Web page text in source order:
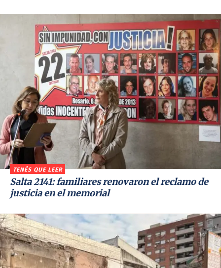
TENÉS QUE LEER
Salta 2141: familiares renovaron el reclamo de
justicia en el memorial